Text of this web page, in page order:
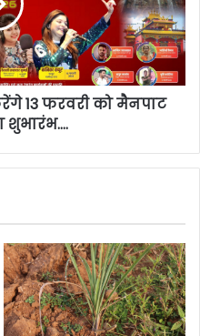
13 फरवरी को मैनपाट
शुभारंभ….